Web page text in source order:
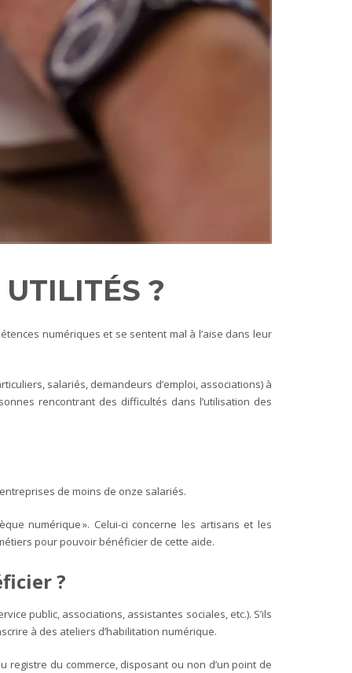
?
numériques et se sentent mal à l’aise dans leur
salariés, demandeurs d’emploi, associations) à
rencontrant des difficultés dans l’utilisation des
de moins de onze salariés.
numérique ». Celui-ci concerne les artisans et les
pour pouvoir bénéficier de cette aide.
?
public, associations, assistantes sociales, etc.). S’ils
à des ateliers d’habilitation numérique.
du commerce, disposant ou non d’un point de